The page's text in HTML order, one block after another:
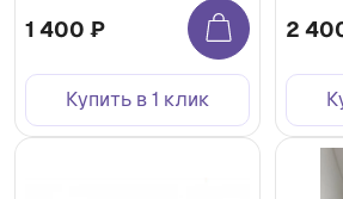
1 400 ₽
Купить в 1 клик
2